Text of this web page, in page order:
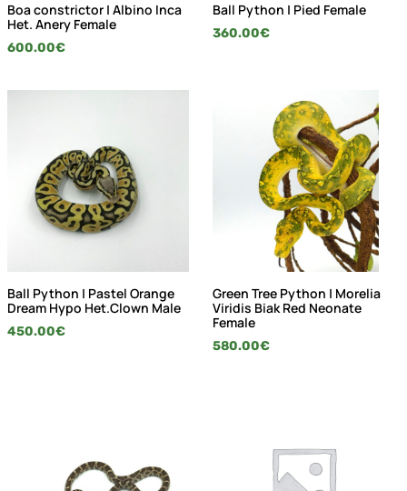
Boa constrictor | Albino Inca
Het. Anery Female
600.00€
Ball Python | Pied Female
360.00€
Ball Python | Pastel Orange
Dream Hypo Het.Clown Male
450.00€
Green Tree Python | Morelia
Viridis Biak Red Neonate
Female
580.00€